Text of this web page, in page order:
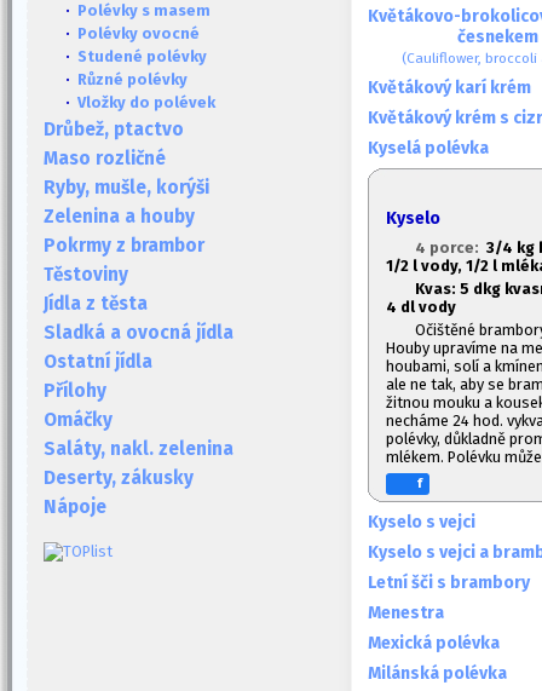
· Polévky s masem
· Polévky ovocné
· Studené polévky
· Různé polévky
· Vložky do polévek
Drůbež, ptactvo
Maso rozličné
Ryby, mušle, korýši
Zelenina a houby
Pokrmy z brambor
Těstoviny
Jídla z těsta
Sladká a ovocná jídla
Ostatní jídla
Přílohy
Omáčky
Saláty, nakl. zelenina
Deserty, zákusky
Nápoje
Květákovo-
česnekem
(Cauliflower,
Květákový karí krém
Květákový krém s
Kyselá polévka
Kyselo
4 porce: 3/4 kg
1/2 l vody, 1/2 l
Kvas: 5 dkg
4 dl vody
Očištěné
Houby upravíme na
houbami, solí a
ale ne tak, aby se
žitnou mouku a
necháme 24 hod.
polévky, důkladně
mlékem. Polévku
f
Kyselo s vejci
Kyselo s vejci a
Letní šči s brambory
Menestra
Mexická polévka
Milánská polévka